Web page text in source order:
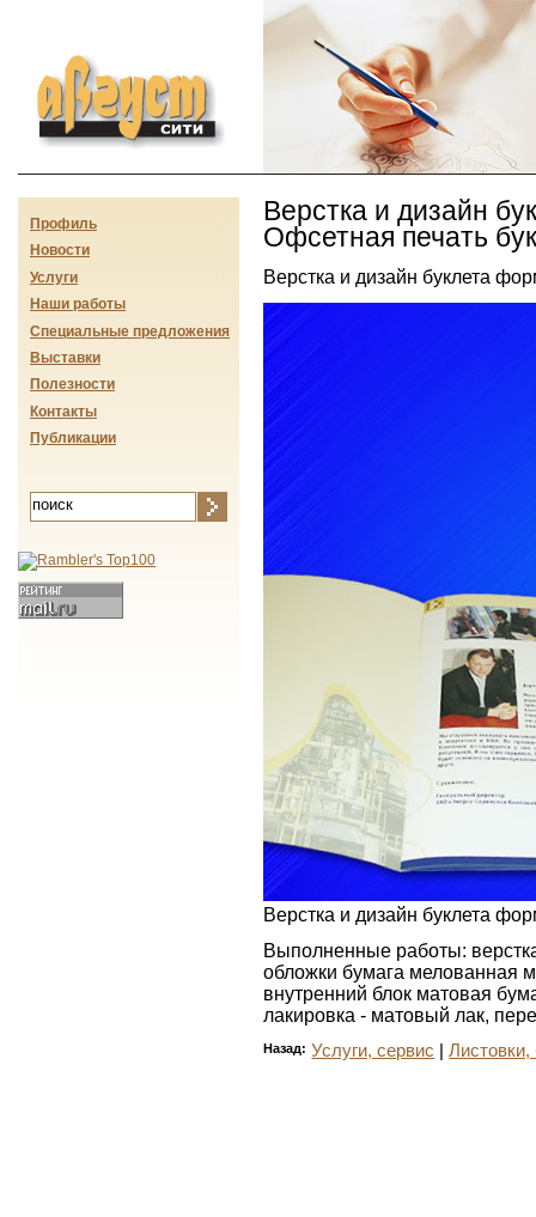
Август-сити
Верстка и дизайн
Офсетная печать
Верстка и дизайн буклета
Верстка и дизайн буклета
Выполненные работы:
обложки бумага мелованная
внутренний блок матовая
лакировка - матовый лак,
Назад: Услуги, сервис |
Профиль
Новости
Услуги
Наши работы
Специальные предложения
Выставки
Полезности
Контакты
Публикации